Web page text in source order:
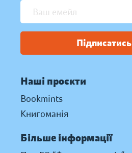
Підписатись
Наші проєкти
Bookmints
Книгоманія
Більше інформації